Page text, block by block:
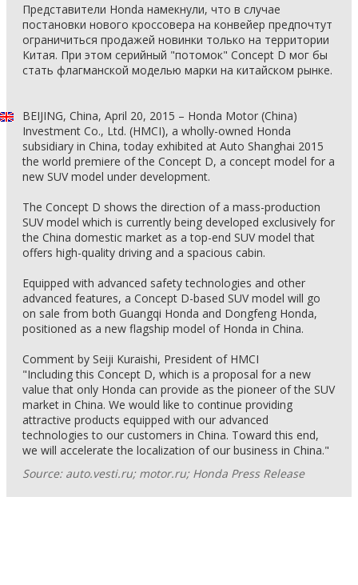
Представители Honda намекнули, что в случае
постановки нового кроссовера на конвейер предпочтут
ограничиться продажей новинки только на территории
Китая. При этом серийный "потомок" Concept D мог бы
стать флагманской моделью марки на китайском рынке.
BEIJING, China, April 20, 2015 – Honda Motor (China)
Investment Co., Ltd. (HMCI), a wholly-owned Honda
subsidiary in China, today exhibited at Auto Shanghai 2015
the world premiere of the Concept D, a concept model for a
new SUV model under development.
The Concept D shows the direction of a mass-production
SUV model which is currently being developed exclusively for
the China domestic market as a top-end SUV model that
offers high-quality driving and a spacious cabin.
Equipped with advanced safety technologies and other
advanced features, a Concept D-based SUV model will go
on sale from both Guangqi Honda and Dongfeng Honda,
positioned as a new flagship model of Honda in China.
Comment by Seiji Kuraishi, President of HMCI
"Including this Concept D, which is a proposal for a new
value that only Honda can provide as the pioneer of the SUV
market in China. We would like to continue providing
attractive products equipped with our advanced
technologies to our customers in China. Toward this end,
we will accelerate the localization of our business in China."
Source: auto.vesti.ru; motor.ru; Honda Press Release